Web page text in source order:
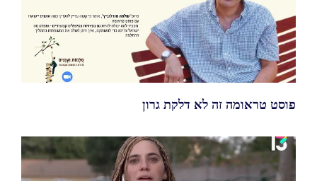
פוסט טראומה זה לא דלקת גרון